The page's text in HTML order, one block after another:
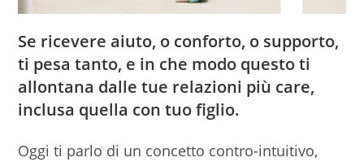
Se ricevere aiuto, o conforto, o supporto,
ti pesa tanto, e in che modo questo ti
allontana dalle tue relazioni più care,
inclusa quella con tuo figlio.
Oggi ti parlo di un concetto contro-intuitivo,